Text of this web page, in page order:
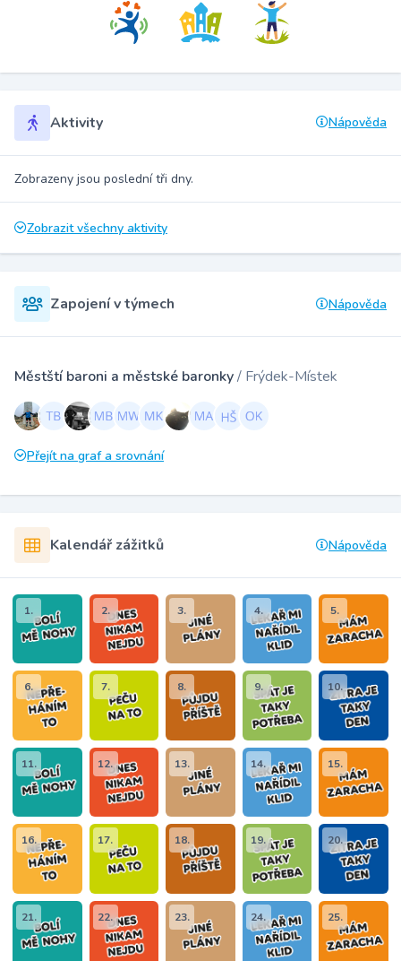
Aktivity Nápověda
Zobrazeny jsou poslední tři dny.
Zobrazit všechny aktivity
Zapojení v týmech Nápověda
Městští baroni a městské baronky/ Frýdek-Místek
Přejít na graf a srovnání
Kalendář zážitků Nápověda
1. 2. 3. 4. 5.
6. 7. 8. 9. 10.
11. 12. 13. 14. 15.
16. 17. 18. 19. 20.
21. 22. 23. 24. 25.